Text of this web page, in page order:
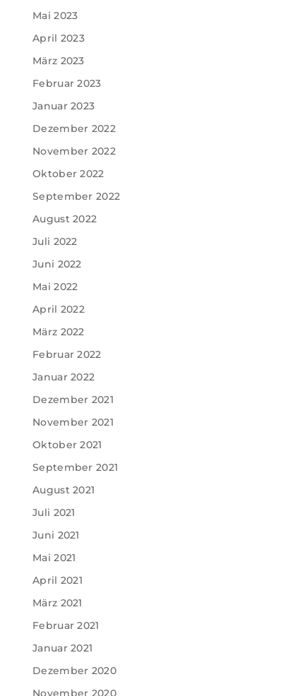
Mai 2023
April 2023
März 2023
Februar 2023
Januar 2023
Dezember 2022
November 2022
Oktober 2022
September 2022
August 2022
Juli 2022
Juni 2022
Mai 2022
April 2022
März 2022
Februar 2022
Januar 2022
Dezember 2021
November 2021
Oktober 2021
September 2021
August 2021
Juli 2021
Juni 2021
Mai 2021
April 2021
März 2021
Februar 2021
Januar 2021
Dezember 2020
November 2020